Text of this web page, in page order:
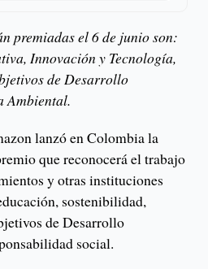
premiadas el 6 de junio son:
Innovación y Tecnología,
de Desarrollo
Ambiental.
lanzó en Colombia la
que reconocerá el trabajo
y otras instituciones
sostenibilidad,
de Desarrollo
social.